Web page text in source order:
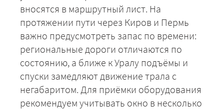
вносятся в маршрутный лист. На
протяжении пути через Киров и Пермь
важно предусмотреть запас по времени:
региональные дороги отличаются по
состоянию, а ближе к Уралу подъёмы и
спуски замедляют движение трала с
негабаритом. Для приёмки оборудования
рекомендуем учитывать окно в несколько
+7 (499) 520-05-23